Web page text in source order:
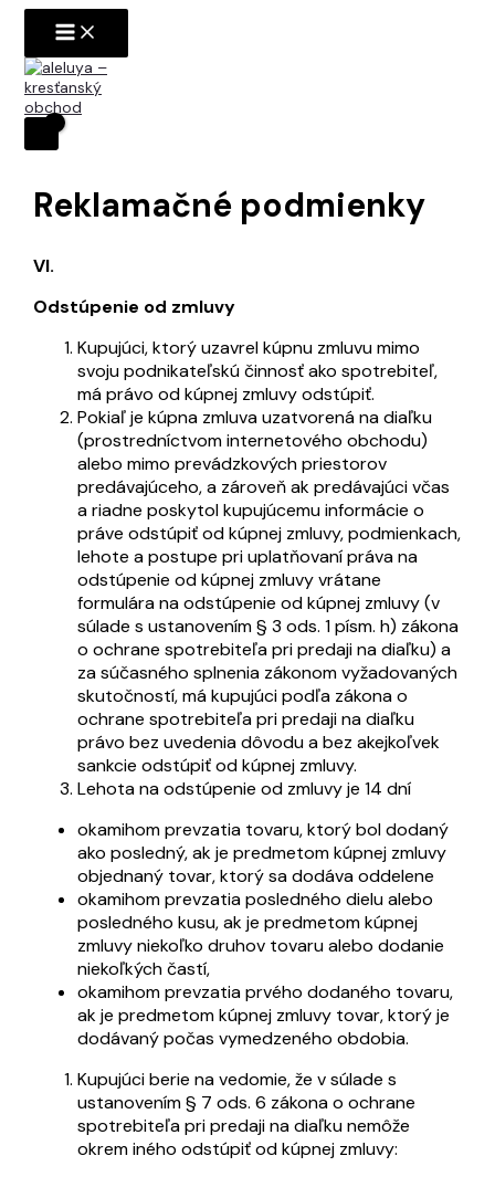
Preskočiť
Reklamačné podmienky
VI.
Odstúpenie od zmluvy
Kupujúci, ktorý uzavrel kúpnu zmluvu mimo
svoju podnikateľskú činnosť ako spotrebiteľ,
má právo od kúpnej zmluvy odstúpiť.
Pokiaľ je kúpna zmluva uzatvorená na diaľku
(prostredníctvom internetového obchodu)
alebo mimo prevádzkových priestorov
predávajúceho, a zároveň ak predávajúci včas
a riadne poskytol kupujúcemu informácie o
práve odstúpiť od kúpnej zmluvy, podmienkach,
lehote a postupe pri uplatňovaní práva na
odstúpenie od kúpnej zmluvy vrátane
formulára na odstúpenie od kúpnej zmluvy (v
súlade s ustanovením § 3 ods. 1 písm. h) zákona
o ochrane spotrebiteľa pri predaji na diaľku) a
za súčasného splnenia zákonom vyžadovaných
skutočností, má kupujúci podľa zákona o
ochrane spotrebiteľa pri predaji na diaľku
právo bez uvedenia dôvodu a bez akejkoľvek
sankcie odstúpiť od kúpnej zmluvy.
Lehota na odstúpenie od zmluvy je 14 dní
okamihom prevzatia tovaru, ktorý bol dodaný
ako posledný, ak je predmetom kúpnej zmluvy
objednaný tovar, ktorý sa dodáva oddelene
okamihom prevzatia posledného dielu alebo
posledného kusu, ak je predmetom kúpnej
zmluvy niekoľko druhov tovaru alebo dodanie
niekoľkých častí,
okamihom prevzatia prvého dodaného tovaru,
ak je predmetom kúpnej zmluvy tovar, ktorý je
dodávaný počas vymedzeného obdobia.
Kupujúci berie na vedomie, že v súlade s
ustanovením § 7 ods. 6 zákona o ochrane
spotrebiteľa pri predaji na diaľku nemôže
okrem iného odstúpiť od kúpnej zmluvy: